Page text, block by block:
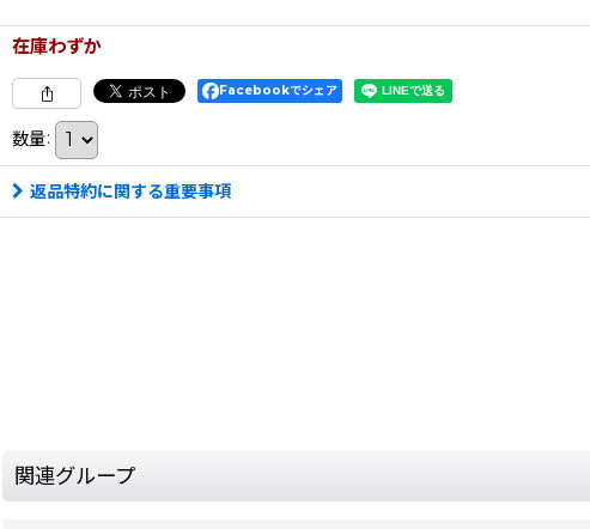
在庫わずか
Facebookでシェア
数量:
返品特約に関する重要事項
関連グループ